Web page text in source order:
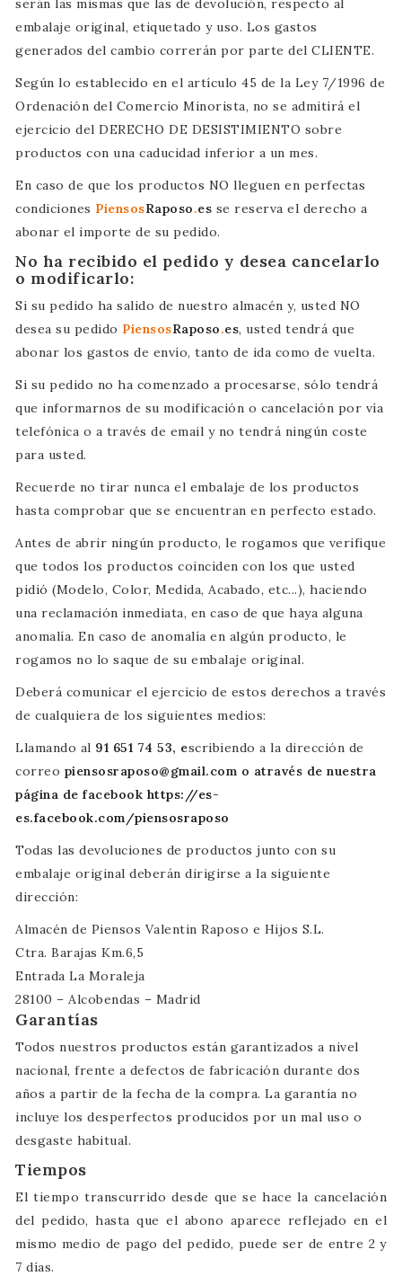
serán las mismas que las de devolución, respecto al
embalaje original, etiquetado y uso. Los gastos
generados del cambio correrán por parte del CLIENTE.
Según lo establecido en el artículo 45 de la Ley 7/1996 de
Ordenación del Comercio Minorista, no se admitirá el
ejercicio del DERECHO DE DESISTIMIENTO sobre
productos con una caducidad inferior a un mes.
En caso de que los productos NO lleguen en perfectas
condiciones PiensosRaposo.es se reserva el derecho a
abonar el importe de su pedido.
No ha recibido el pedido y desea cancelarlo
o modificarlo:
Si su pedido ha salido de nuestro almacén y, usted NO
desea su pedido PiensosRaposo.es, usted tendrá que
abonar los gastos de envío, tanto de ida como de vuelta.
Si su pedido no ha comenzado a procesarse, sólo tendrá
que informarnos de su modificación o cancelación por vía
telefónica o a través de email y no tendrá ningún coste
para usted.
Recuerde no tirar nunca el embalaje de los productos
hasta comprobar que se encuentran en perfecto estado.
Antes de abrir ningún producto, le rogamos que verifique
que todos los productos coinciden con los que usted
pidió (Modelo, Color, Medida, Acabado, etc...), haciendo
una reclamación inmediata, en caso de que haya alguna
anomalía. En caso de anomalía en algún producto, le
rogamos no lo saque de su embalaje original.
Deberá comunicar el ejercicio de estos derechos a través
de cualquiera de los siguientes medios:
Llamando al 91 651 74 53, escribiendo a la dirección de
correo piensosraposo@gmail.com o através de nuestra
página de facebook https://es-
es.facebook.com/piensosraposo
Todas las devoluciones de productos junto con su
embalaje original deberán dirigirse a la siguiente
dirección:
Almacén de Piensos Valentin Raposo e Hijos S.L.
Ctra. Barajas Km.6,5
Entrada La Moraleja
28100 – Alcobendas – Madrid
Garantías
Todos nuestros productos están garantizados a nivel
nacional, frente a defectos de fabricación durante dos
años a partir de la fecha de la compra. La garantía no
incluye los desperfectos producidos por un mal uso o
desgaste habitual.
Tiempos
El tiempo transcurrido desde que se hace la cancelación
del pedido, hasta que el abono aparece reflejado en el
mismo medio de pago del pedido, puede ser de entre 2 y
7 días.